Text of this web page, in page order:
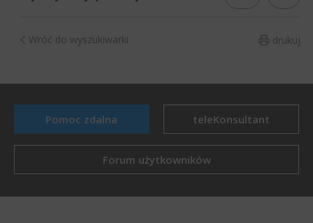
drukuj
Wróć do wyszukiwarki
Pomoc zdalna teleKonsultant
Forum użytkowników